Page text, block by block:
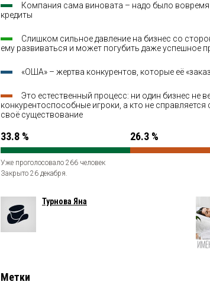
Компания сама виновата – надо было
кредиты
Слишком сильное давление на бизнес со
ему развиваться и может погубить даже успешное
«ОША» – жертва конкурентов, которые её
Это естественный процесс: ни один бизнес не
конкурентоспособные игроки, а кто не
своё существование
33.8 % 26.3 %
Уже проголосовало 266 человек
Закрыто 26 декабря.
Турнова Яна
Метки